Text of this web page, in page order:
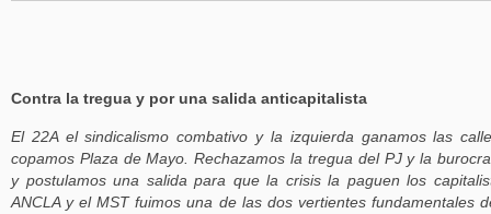
Contra la tregua y por una salida anticapitalista
El 22A el sindicalismo combativo y la izquierda ganamos las
copamos Plaza de Mayo. Rechazamos la tregua del PJ y la
y postulamos una salida para que la crisis la paguen los
ANCLA y el MST fuimos una de las dos vertientes fundamentales